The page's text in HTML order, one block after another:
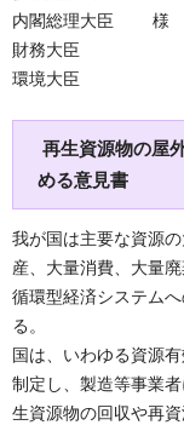
内閣総理大臣 様
財務大臣
環境大臣
再生資源物の屋
める意見書
我が国は主要な資源
産、大量消費、大量
循環型経済システム
る。
国は、いわゆる資源
制定し、製造等事業
生資源物の回収や再